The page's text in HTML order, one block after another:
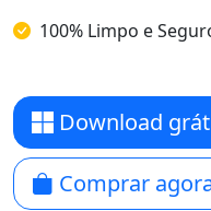
100% Limpo e
Download
Comprar